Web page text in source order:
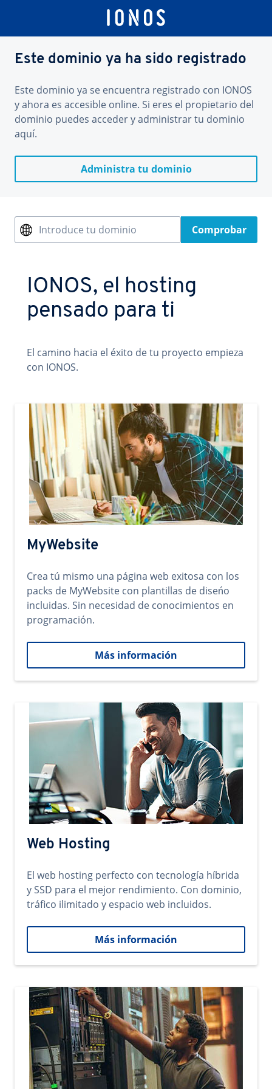
Este dominio ya ha sido registrado
Este dominio ya se encuentra registrado con IONOS
y ahora es accesible online. Si eres el propietario del
dominio puedes acceder y administrar tu dominio
aquí.
Administra tu dominio
Introduce tu dominio Comprobar
IONOS, el hosting
pensado para ti
El camino hacia el éxito de tu proyecto empieza
con IONOS.
MyWebsite
Crea tú mismo una página web exitosa con los
packs de MyWebsite con plantillas de diseńo
incluidas. Sin necesidad de conocimientos en
programación.
Más información
Web Hosting
El web hosting perfecto con tecnología híbrida
y SSD para el mejor rendimiento. Con dominio,
tráfico ilimitado y espacio web incluidos.
Más información